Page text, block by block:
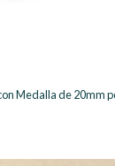
Medalla de 20mm